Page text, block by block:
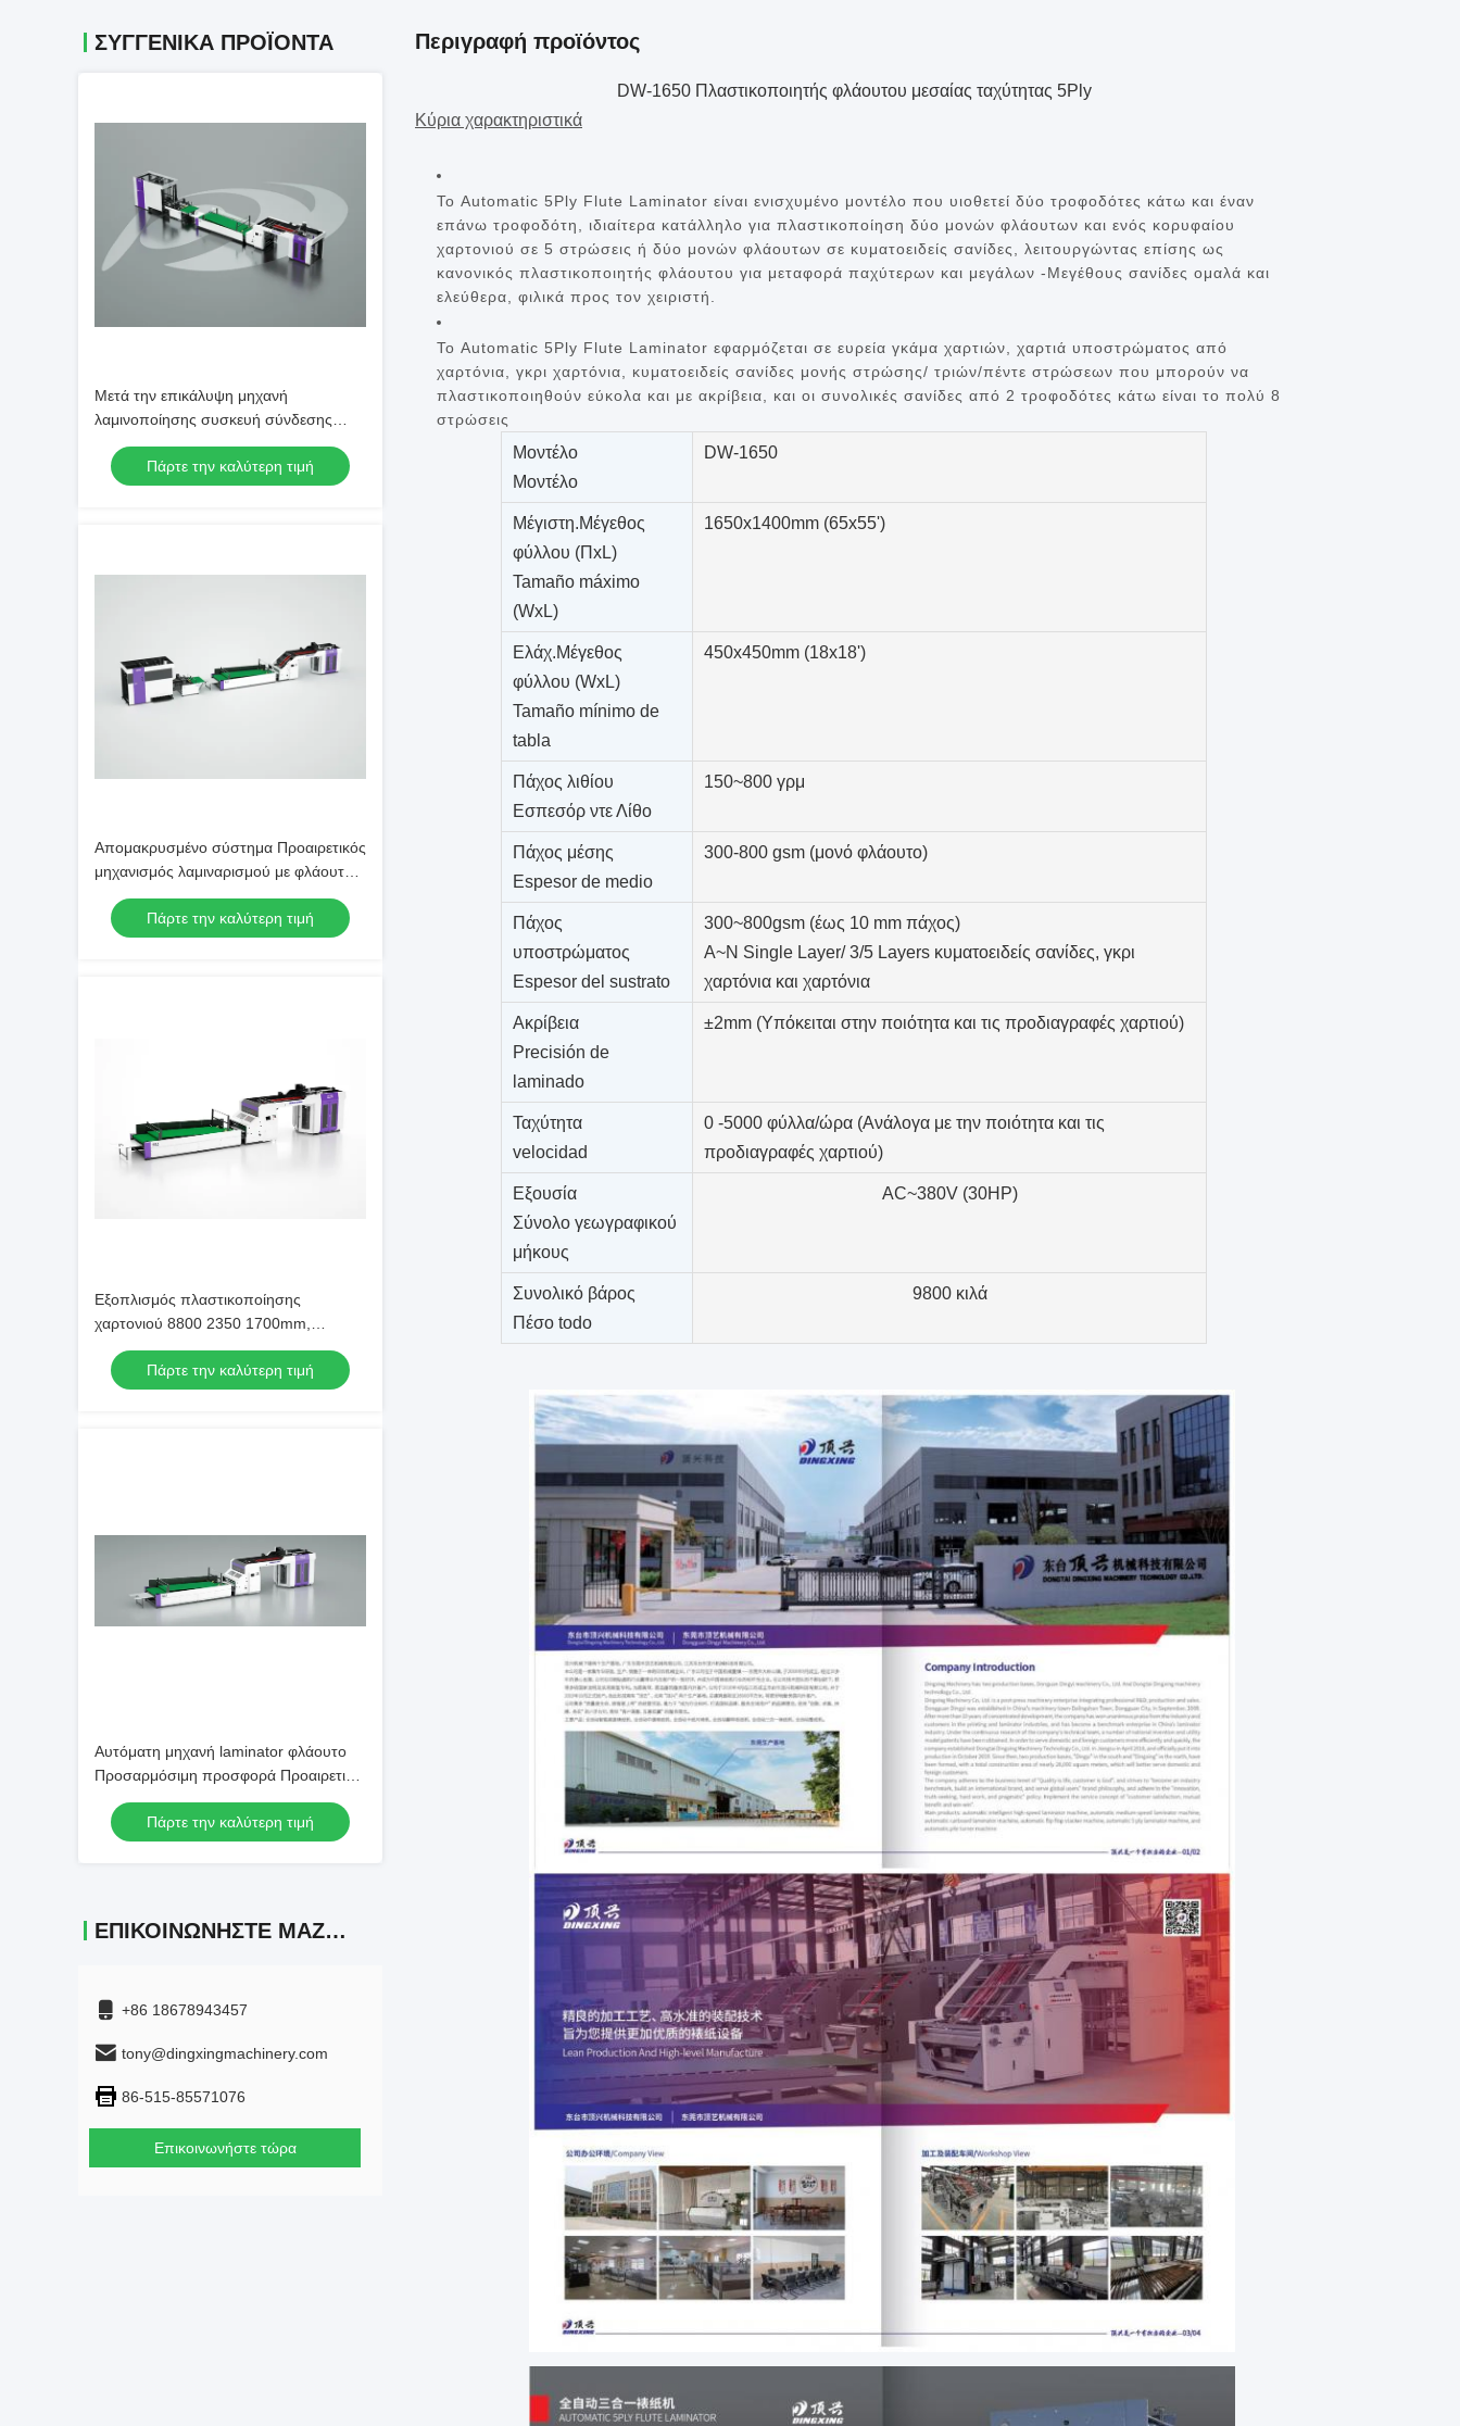
ΣΥΓΓΕΝΙΚΆ ΠΡΟΪΌΝΤΑ
Μετά την επικάλυψη μηχανή
λαμινοποίησης συσκευή σύνδεσης
φύλλων από χαρτόνι αυτόματος
λαμινοποιητής φλάουτας βελτιώνει την
ταχύτητα και την ακρίβεια της
Πάρτε την καλύτερη τιμή
Απομακρυσμένο σύστημα Προαιρετικός
μηχανισμός λαμιναρισμού με φλάουτο
Μεγέθος 8800 2350 1700 mm
Σχεδιασμένος για συνεπή λαμινάρισμα
Πάρτε την καλύτερη τιμή
Εξοπλισμός πλαστικοποίησης
χαρτονιού 8800 2350 1700mm,
Προσαρμόσιμος σχεδιασμός που
προσφέρει απόδοση πλαστικοποίησης
και εύκολη συντήρηση
Πάρτε την καλύτερη τιμή
Αυτόματη μηχανή laminator φλάουτο
Προσαρμόσιμη προσφορά Προαιρετικό
σύστημα εξ αποστάσεως Ιδανικό για
αυτοματοποιημένες διαδικασίες
συσκευασίας
Πάρτε την καλύτερη τιμή
ΕΠΙΚΟΙΝΩΝΉΣΤΕ ΜΑΖΊ ΜΑΣ
+86 18678943457
tony@dingxingmachinery.com
86-515-85571076
Επικοινωνήστε τώρα
Περιγραφή προϊόντος
DW-1650 Πλαστικοποιητής φλάουτου μεσαίας ταχύτητας 5Ply
Κύρια χαρακτηριστικά
Το Automatic 5Ply Flute Laminator είναι ενισχυμένο μοντέλο που υιοθετεί δύο τροφοδότες κάτω και έναν
επάνω τροφοδότη, ιδιαίτερα κατάλληλο για πλαστικοποίηση δύο μονών φλάουτων και ενός κορυφαίου
χαρτονιού σε 5 στρώσεις ή δύο μονών φλάουτων σε κυματοειδείς σανίδες, λειτουργώντας επίσης ως
κανονικός πλαστικοποιητής φλάουτου για μεταφορά παχύτερων και μεγάλων -Μεγέθους σανίδες ομαλά και
ελεύθερα, φιλικά προς τον χειριστή.
Το Automatic 5Ply Flute Laminator εφαρμόζεται σε ευρεία γκάμα χαρτιών, χαρτιά υποστρώματος από
χαρτόνια, γκρι χαρτόνια, κυματοειδείς σανίδες μονής στρώσης/ τριών/πέντε στρώσεων που μπορούν να
πλαστικοποιηθούν εύκολα και με ακρίβεια, και οι συνολικές σανίδες από 2 τροφοδότες κάτω είναι το πολύ 8
στρώσεις
Μοντέλο
Μοντέλο
DW-1650
Μέγιστη.Μέγεθος
φύλλου (ΠxL)
Tamaño máximo
(WxL)
1650x1400mm (65x55')
Ελάχ.Μέγεθος
φύλλου (WxL)
Tamaño mínimo de
tabla
450x450mm (18x18')
Πάχος λιθίου
Εσπεσόρ ντε Λίθο
150~800 γρμ
Πάχος μέσης
Espesor de medio
300-800 gsm (μονό φλάουτο)
Πάχος
υποστρώματος
Espesor del sustrato
300~800gsm (έως 10 mm πάχος)
A~N Single Layer/ 3/5 Layers κυματοειδείς σανίδες, γκρι
χαρτόνια και χαρτόνια
Ακρίβεια
Precisión de
laminado
±2mm (Υπόκειται στην ποιότητα και τις προδιαγραφές χαρτιού)
Ταχύτητα
velocidad
0 -5000 φύλλα/ώρα (Ανάλογα με την ποιότητα και τις
προδιαγραφές χαρτιού)
Εξουσία
Σύνολο γεωγραφικού
μήκους
AC~380V (30HP)
Συνολικό βάρος
Πέσο todo
9800 κιλά